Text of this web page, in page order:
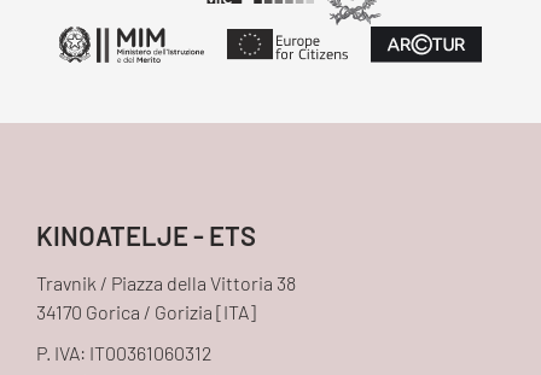
KINOATELJE - ETS
Travnik / Piazza della Vittoria 38
34170 Gorica / Gorizia [ITA]
P. IVA: IT00361060312